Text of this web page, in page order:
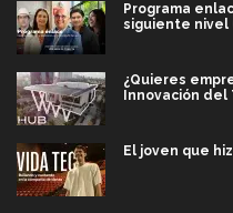
Programa
siguiente nivel
¿Quieres
Innovación del
El joven que